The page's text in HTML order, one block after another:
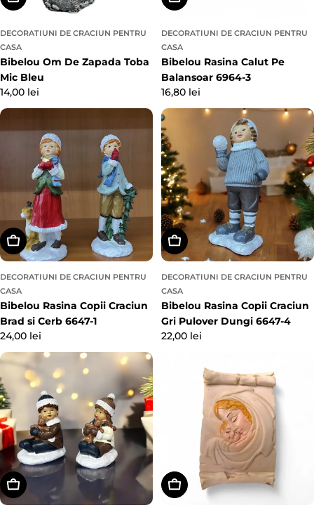
DECORATIUNI DE CRACIUN PENTRU
CASA
Bibelou Om De Zapada Toba
Mic Bleu
Preț
obișnuit
14,00 lei
DECORATIUNI DE CRACIUN PENTRU
CASA
Bibelou Rasina Calut Pe
Balansoar 6964-3
Preț
obișnuit
16,80 lei
Alegeți Opțiunile
DECORATIUNI DE CRACIUN PENTRU
CASA
Bibelou Rasina Copii Craciun
Brad si Cerb 6647-1
Preț
obișnuit
24,00 lei
Adaugă In Coş
DECORATIUNI DE CRACIUN PENTRU
CASA
Bibelou Rasina Copii Craciun
Gri Pulover Dungi 6647-4
Preț
22,00 lei
Alegeți Opțiunile Adaugă In Coş